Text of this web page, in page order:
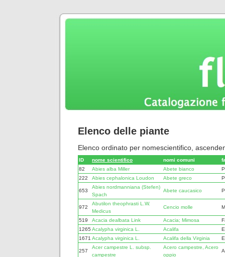
Elenco delle piante
Elenco ordinato per nomescientifico,
ID nome scientifico nomi comuni
82
Abies alba Miller Abete bianco
222
Abies cephalonica Loudon Abete greco
653
Abies nordmanniana (Stefen)
Spach
Abete caucasico
972
Abutilon theophrasti L.W.
Medicus
Cencio molle
519 Acacia dealbata Link Acacia; Mimosa
1265 Acalypha virginica L. Acalifa
1671 Acalypha virginica L. Acalifa della Virginia
257
Acer campestre L. subsp.
campestre
Acero campestre, Acero
oppio